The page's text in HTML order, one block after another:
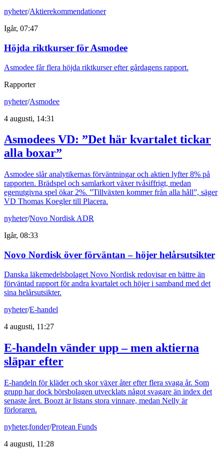
nyheter/Aktierekommendationer
Igår, 07:47
Höjda riktkurser för Asmodee
Asmodee får flera höjda riktkurser efter gårdagens rapport.
Rapporter
nyheter/Asmodee
4 augusti, 14:31
Asmodees VD: ”Det här kvartalet tickar
alla boxar”
Asmodee slår analytikernas förväntningar och aktien lyfter 8% på
rapporten. Brädspel och samlarkort växer tvåsiffrigt, medan
egenutgivna spel ökar 2%. ”Tillväxten kommer från alla håll”, säger
VD Thomas Koegler till Placera.
nyheter/Novo Nordisk ADR
Igår, 08:33
Novo Nordisk över förväntan – höjer helårsutsikter
Danska läkemedelsbolaget Novo Nordisk redovisar en bättre än
förväntad rapport för andra kvartalet och höjer i samband med det
sina helårsutsikter.
nyheter/E-handel
4 augusti, 11:27
E-handeln vänder upp – men aktierna
släpar efter
E-handeln för kläder och skor växer åter efter flera svaga år. Som
grupp har dock börsbolagen utvecklats något svagare än index det
senaste året. Boozt är listans stora vinnare, medan Nelly är
förloraren.
nyheter,fonder/Protean Funds
4 augusti, 11:28